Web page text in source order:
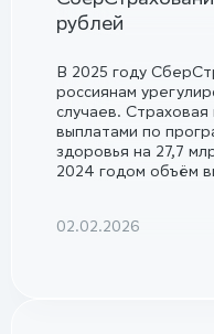
рублей
В 2025 году
россиянам
случаев.
выплатами по
здоровья на 27,7
2024 годом объём
02.02.2026